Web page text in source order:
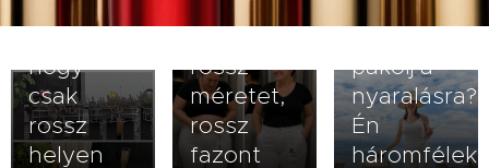
veled van
hogy
csak
rossz
helyen
kövérít –
rossz
méretet,
rossz
fazont
pakolj a
nyaralásra?
Én
2026.07.13